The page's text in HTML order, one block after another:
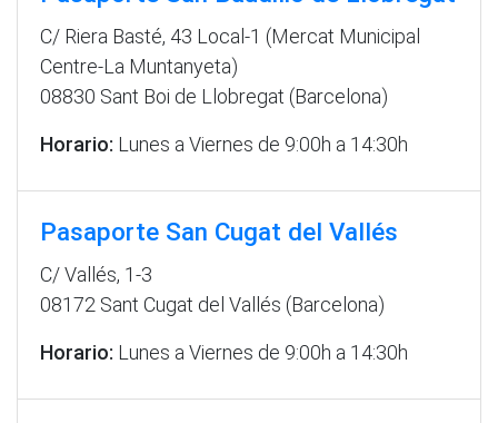
C/ Riera Basté, 43 Local-1 (Mercat Municipal
Centre-La Muntanyeta)
08830 Sant Boi de Llobregat (Barcelona)
Horario: Lunes a Viernes de 9:00h a 14:30h
Pasaporte San Cugat del Vallés
C/ Vallés, 1-3
08172 Sant Cugat del Vallés (Barcelona)
Horario: Lunes a Viernes de 9:00h a 14:30h